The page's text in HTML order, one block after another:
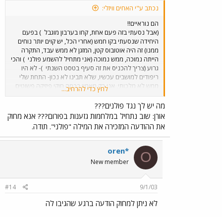
נכתב ע"י האחים וויזלי:
הם נוראיים!!
(אבל נסעתי בזה פעם אחת, קחו בערבון מוגבל ) בפעם
היחידה שנסעתי בקו חמש (אחרי הכל, יש קוים יותר נוחים
ממנו) זה היה אוטובוס קטן, המזגן לא ממש עבד, התקרה
הייתה נמוכה, ממש נמוכה (אני מתחיל להשמע פולני ) והכי
גרוע (צריך להכניס את זה סעיף בטסט השנתי )- לא היו
ריפודים למושבים עכשיו, שלא תבינו לא נכון- התחת שלי
ממש לא מלכותי, אני רק מאמין בכמה חוקי פיזיקה פשוטים
שאומרים שכשאוטובוס מסתובב, מקדם החיכוך (מיו אס או
מיו קיי, לא זוכר כבר) יהיה נמוך יותר אם יהיה שם לבד
כלומר, אנחנו נבקר פחת את זה שיושה לידנו אם ישימו לנו
חתיכת בד קטנה. ובנוסף ישבתי בכסא ההפוך ההוא (גם את
אלה צריך להוציא מחוץ לחוק)
לחץ כדי להרחיב...
מה יש לך נגד פולנים???
אורן: שוב נתחיל במלחמות גזענות בפורום??? אנא מחוק
את ההודעה המזכירה את המילה "פולני". תודה.
O
oren*
New member
9/1/03
#14
לא ניתן למחוק הודעה ברגע שהגיבו לה